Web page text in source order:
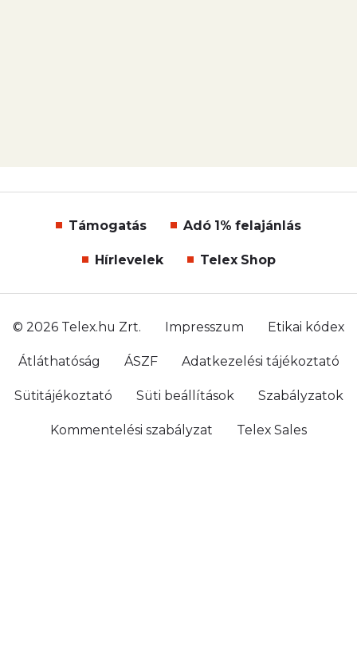
Támogatás Adó 1% felajánlás
Hírlevelek Telex Shop
© 2026 Telex.hu Zrt. Impresszum Etikai kódex
Átláthatóság ÁSZF Adatkezelési tájékoztató
Sütitájékoztató Süti beállítások Szabályzatok
Kommentelési szabályzat Telex Sales